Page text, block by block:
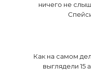
ничего не
Как на самом
выглядели 15